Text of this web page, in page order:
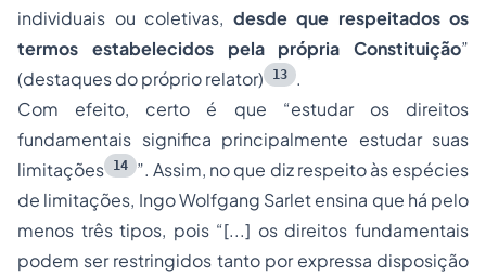
individuais ou coletivas, desde que respeitados os
termos estabelecidos pela própria Constituição”
(destaques do próprio relator)
13
.
Com efeito, certo é que “estudar os direitos
fundamentais significa principalmente estudar suas
limitações
14
”. Assim, no que diz respeito às espécies
de limitações, Ingo Wolfgang Sarlet ensina que há pelo
menos três tipos, pois “[...] os direitos fundamentais
podem ser restringidos tanto por expressa disposição